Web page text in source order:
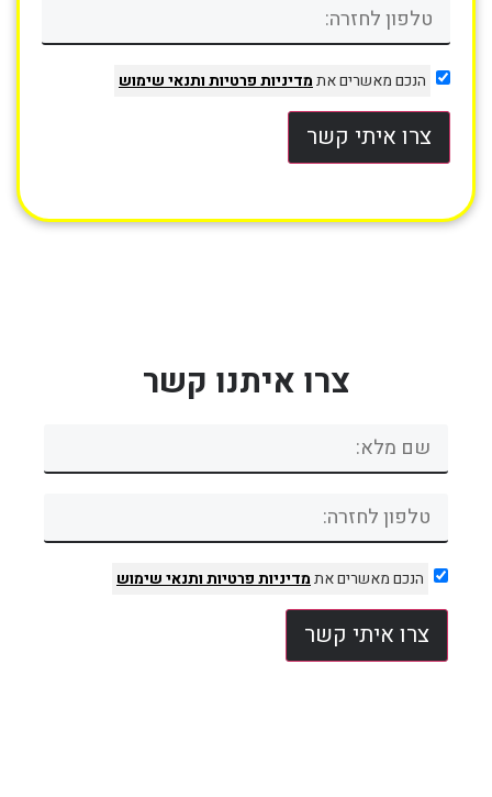
הנכם מאשרים אתמדיניות פרטיותותנאי שימוש
צרו איתי קשר
צרו איתנו קשר
הנכם מאשרים אתמדיניות פרטיותותנאי שימוש
צרו איתי קשר